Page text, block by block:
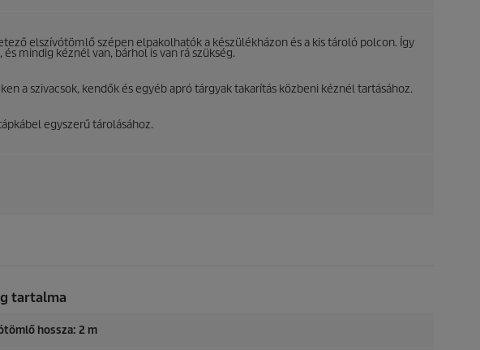
elszívótömlő szépen elpakolhatók a készülékházon és a kis tároló polcon. Így
mindig kéznél van, bárhol is van rá szükség.
a szivacsok, kendők és egyéb apró tárgyak takarítás közbeni kéznél tartásához.
egyszerű tárolásához.
tartalma
hossza: 2 m